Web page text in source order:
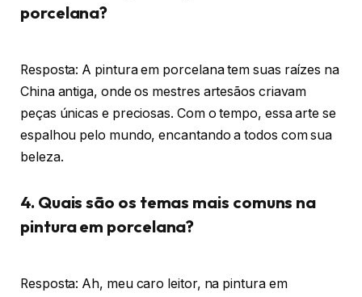
porcelana?
Resposta: A pintura em porcelana tem suas raízes na
China antiga, onde os mestres artesãos criavam
peças únicas e preciosas. Com o tempo, essa arte se
espalhou pelo mundo, encantando a todos com sua
beleza.
4. Quais são os temas mais comuns na
pintura em porcelana?
Resposta: Ah, meu caro leitor, na pintura em